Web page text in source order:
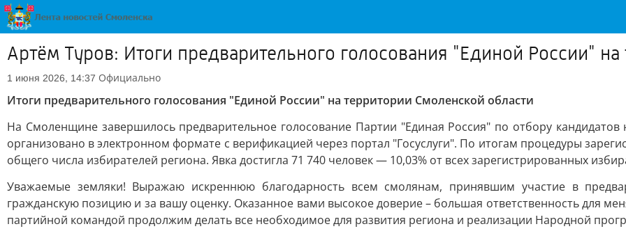
Артём Туров: Итоги предварительного голосования "Единой России"
1 июня 2026, 14:37 Официально
Итоги предварительного голосования "Единой России" на территории Смоленской области
На Смоленщине завершилось предварительное голосование Партии "Единая Россия" по отбору
организовано в электронном формате с верификацией через портал "Госуслуги". По итогам процедуры
общего числа избирателей региона. Явка достигла 71 740 человек — 10,03% от всех зарегистрированных
Уважаемые земляки! Выражаю искреннюю благодарность всем смолянам, принявшим участие в
гражданскую позицию и за вашу оценку. Оказанное вами высокое доверие – большая ответственность для
партийной командой продолжим делать все необходимое для развития региона и реализации Народной